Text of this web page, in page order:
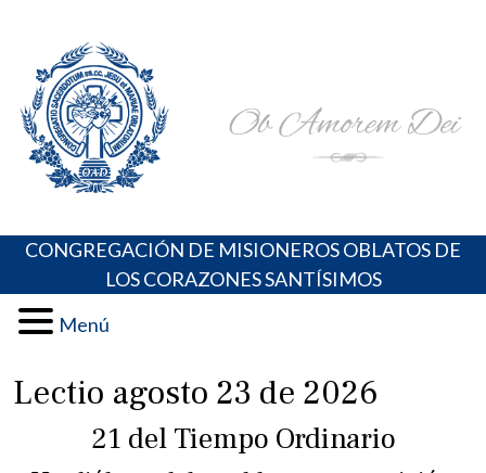
content
Portal de los Padres Oblatos. Advocaciones Marianas,
Oraciones, Música religiosa y más
CONGREGACIÓN DE MISIONEROS OBLATOS DE
LOS CORAZONES SANTÍSIMOS
Menú
Lectio agosto 23 de 2026
21 del Tiempo Ordinario